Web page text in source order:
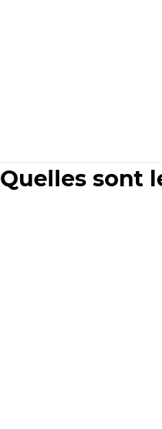
Quelles sont